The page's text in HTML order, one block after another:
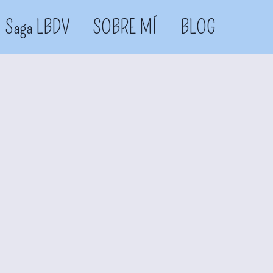
Saga LBDV SOBRE MÍ BLOG